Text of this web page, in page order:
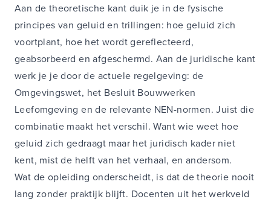
Aan de theoretische kant duik je in de fysische
principes van geluid en trillingen: hoe geluid zich
voortplant, hoe het wordt gereflecteerd,
geabsorbeerd en afgeschermd. Aan de juridische kant
werk je je door de actuele regelgeving: de
Omgevingswet, het Besluit Bouwwerken
Leefomgeving en de relevante NEN-normen. Juist die
combinatie maakt het verschil. Want wie weet hoe
geluid zich gedraagt maar het juridisch kader niet
kent, mist de helft van het verhaal, en andersom.
Wat de opleiding onderscheidt, is dat de theorie nooit
lang zonder praktijk blijft. Docenten uit het werkveld